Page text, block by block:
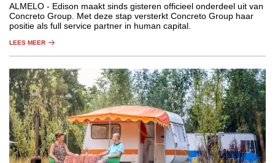
ALMELO - Edison maakt sinds gisteren officieel onderdeel uit van
Concreto Group. Met deze stap versterkt Concreto Group haar
positie als full service partner in human capital.
LEES MEER